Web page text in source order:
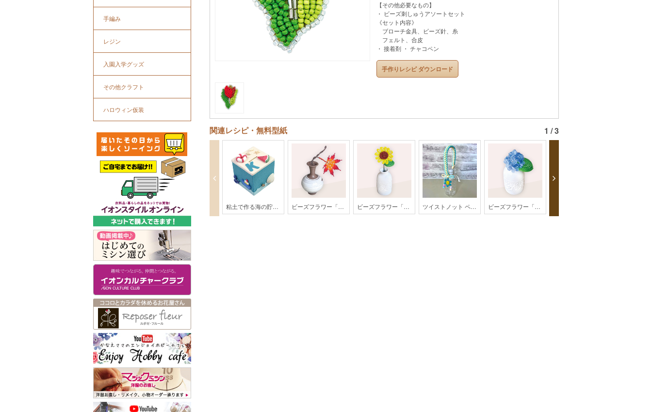
【その他必要なもの】
・ ビーズ刺しゅうアソートセット
《セット内容》
ブローチ金具、ビーズ針、糸
フェルト、合皮
・ 接着剤 ・ チャコペン
手作りレシピ ダウンロード
関連レシピ・無料型紙 1 / 3
粘土で作る海の貯金箱 ビーズフラワー「もみじ」【202608monthly】 ビーズフラワー「ひまわり」【202607monthly】 ツイストノット ペットボトルホルダー【パラコード】 ビーズフラワー「あじさい」【202606monthly】
手編み
レジン
入園入学グッズ
その他クラフト
ハロウィン仮装